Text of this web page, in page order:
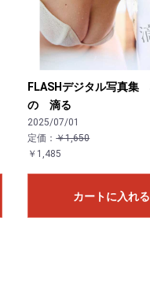
FLASHデジタル写真集
の 滴る
2025/07/01
定価：￥1,650
￥1,485
カートに入れる